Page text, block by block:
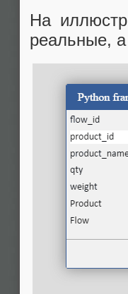
На
реальные,